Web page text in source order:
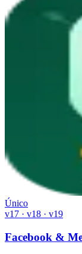
Único
v17 · v18 · v19
Facebook &